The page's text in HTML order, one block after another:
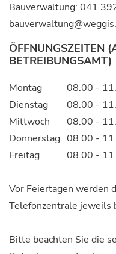
Bauverwaltung: 041
ÖFFNUNGSZEITEN
BETREIBUNGSAMT)
Montag
08.00 -
Dienstag
08.00 -
Mittwoch
08.00 -
Donnerstag 08.00 -
Freitag
08.00 -
Vor Feiertagen werden
Telefonzentrale jeweils
Bitte beachten Sie die